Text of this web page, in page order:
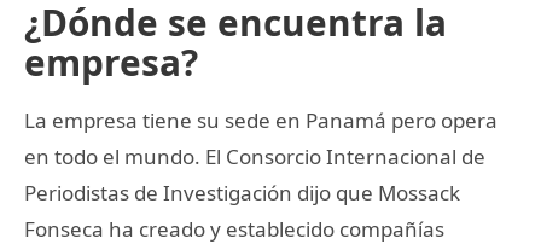
¿Dónde se encuentra la
empresa?
La empresa tiene su sede en Panamá pero opera
en todo el mundo. El Consorcio Internacional de
Periodistas de Investigación dijo que Mossack
Fonseca ha creado y establecido compañías